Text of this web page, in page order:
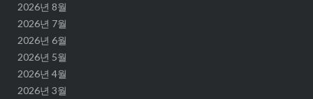
2026년 8월
2026년 7월
2026년 6월
2026년 5월
2026년 4월
2026년 3월